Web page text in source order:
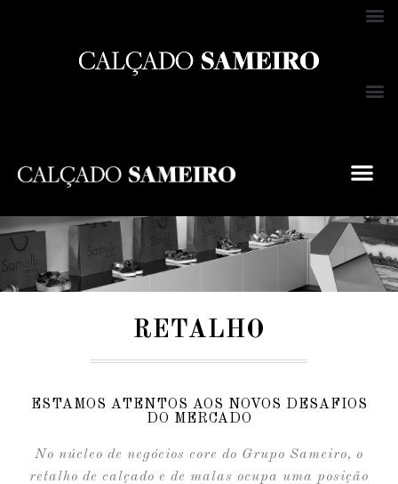
RETALHO
ESTAMOS ATENTOS AOS NOVOS DESAFIOS
DO MERCADO
No núcleo de negócios core do Grupo Sameiro, o
retalho de calçado e de malas ocupa uma posição